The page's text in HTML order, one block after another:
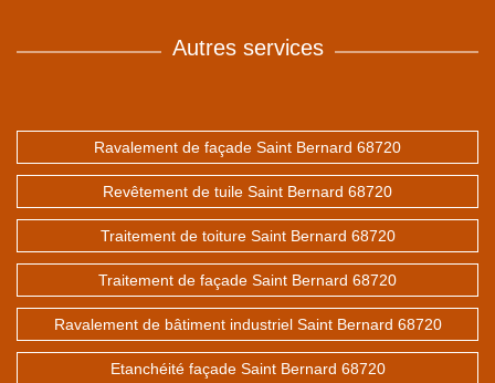
Autres services
Ravalement de façade Saint Bernard 68720
Revêtement de tuile Saint Bernard 68720
Traitement de toiture Saint Bernard 68720
Traitement de façade Saint Bernard 68720
Ravalement de bâtiment industriel Saint Bernard 68720
Etanchéité façade Saint Bernard 68720